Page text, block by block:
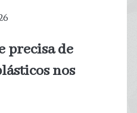
precisa de
nos